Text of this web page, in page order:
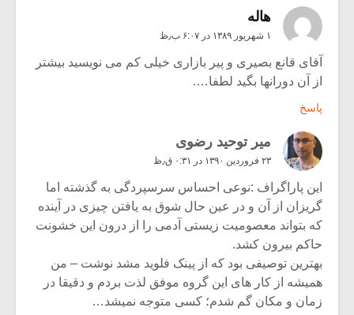
هاله
۱ شهریور ۱۳۸۹ در ۶:۰۷ ب٫ظ
آقای قانع بصیری و پیر بازاری خیلی کم می نویسید بیشتر
از آن دورانها بگید لطفا….
پاسخ
میر توحید رضوی
۲۳ فروردین ۱۳۹۰ در ۰:۳۱ ق٫ظ
این پاراگراف :‌نوعی احساس سرسپردگی به گذشته اما
گریزان از آن و در عین حال شوق به یافتن چیزی در آینده
که بتواند معصومیت زیستی آدمی را از درون این خشونت
حاکم بیرون کشد.
بهترین توصیفی بود که از پینک فلوید مشد نوشت – من
همیشه از کار های این گروه موفق لذت بردم و دقیقا در
زمان و مکان گم شدم؛ کسی متوجه نمیشد…